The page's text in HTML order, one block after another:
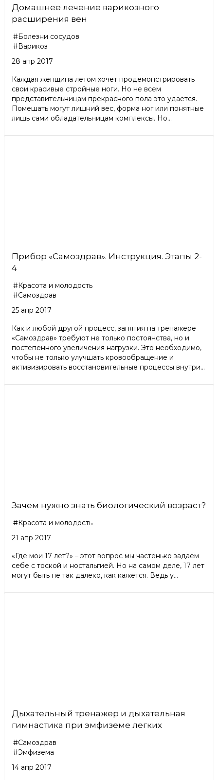
Домашнее лечение варикозного
расширения вен
#Болезни сосудов
#Варикоз
28 апр 2017
Каждая женщина летом хочет продемонстрировать
свои красивые стройные ноги. Но не всем
представительницам прекрасного пола это удаётся.
Помешать могут лишний вес, форма ног или понятные
лишь сами обладательницам комплексы. Но...
Прибор «Самоздрав». Инструкция. Этапы 2-
4
#Красота и молодость
#Самоздрав
25 апр 2017
Как и любой другой процесс, занятия на тренажере
«Самоздрав» требуют не только постоянства, но и
постепенного увеличения нагрузки. Это необходимо,
чтобы не только улучшать кровообращение и
активизировать восстановительные процессы внутри...
Зачем нужно знать биологический возраст?
#Красота и молодость
21 апр 2017
«Где мои 17 лет?» – этот вопрос мы частенько задаем
себе с тоской и ностальгией. Но на самом деле, 17 лет
могут быть не так далеко, как кажется. Ведь у...
Дыхательный тренажер и дыхательная
гимнастика при эмфиземе легких
#Самоздрав
#Эмфизема
14 апр 2017